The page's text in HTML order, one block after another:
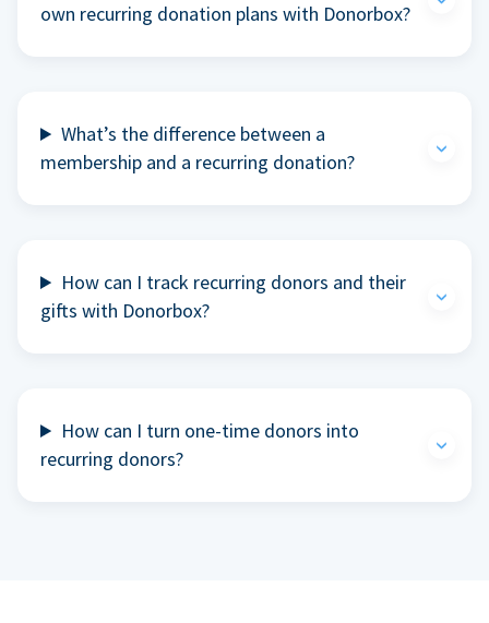
own recurring donation plans with Donorbox?
What’s the difference between a
membership and a recurring donation?
How can I track recurring donors and their
gifts with Donorbox?
How can I turn one-time donors into
recurring donors?